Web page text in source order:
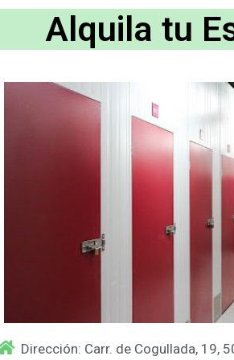
Alquila tu
Dirección: Carr. de Cogullada, 19,